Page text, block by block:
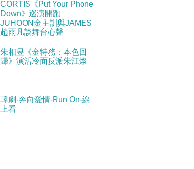
CORTIS《Put Your Phone
Down》巡演開跑
JUHOON金主訓與JAMES
趙雨凡談舞台心聲
朱相昱《金特務：本色回
歸》演活冷面反派朱江燦
韓劇-奔向愛情-Run On-線
上看